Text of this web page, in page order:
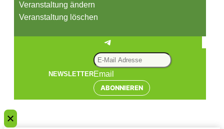
Veranstaltung ändern
Veranstaltung löschen
Telegram
NEWSLETTEREmail
ABONNIEREN